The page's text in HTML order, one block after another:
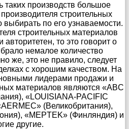
таких производств большое
строительных
по его узнаваемости.
строительных материалов
авторитетен, то это говорит о
немалое количество
же, это не правило, следует
с хорошим качеством. На
лидерами продажи и
материалов являются «ABC
«LOUISIANA-PACIFIC
(Великобритания),
«MEPTEK» (Финляндия) и
другие.